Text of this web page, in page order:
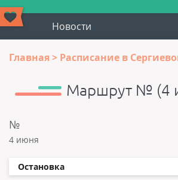
Новости
Главная Расписание в
Маршрут № (4
№
4 июня
Остановка